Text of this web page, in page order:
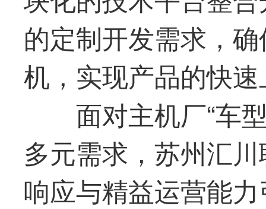
的定制开发需求，
机，实现产品的快
面对主机厂“车
多元需求，苏州汇川
响应与精益运营能